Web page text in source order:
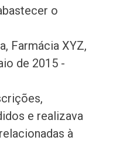
o
Farmácia XYZ,
de 2015 -
e realizava
à